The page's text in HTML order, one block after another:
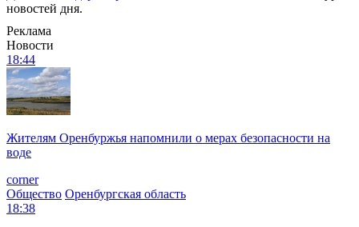
новостей дня.
Реклама
Новости
18:44
Жителям Оренбуржья напомнили о мерах безопасности на
воде
corner
Общество Оренбургская область
18:38